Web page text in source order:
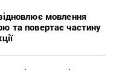
мовлення
та повертає частину